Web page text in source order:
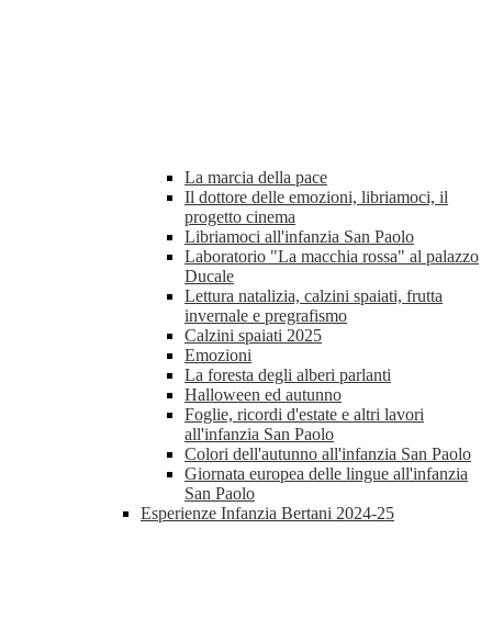
La marcia della pace
Il dottore delle emozioni, libriamoci, il
progetto cinema
Libriamoci all'infanzia San Paolo
Laboratorio "La macchia rossa" al palazzo
Ducale
Lettura natalizia, calzini spaiati, frutta
invernale e pregrafismo
Calzini spaiati 2025
Emozioni
La foresta degli alberi parlanti
Halloween ed autunno
Foglie, ricordi d'estate e altri lavori
all'infanzia San Paolo
Colori dell'autunno all'infanzia San Paolo
Giornata europea delle lingue all'infanzia
San Paolo
Esperienze Infanzia Bertani 2024-25